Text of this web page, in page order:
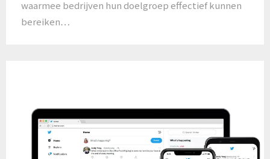
waarmee bedrijven hun doelgroep effectief kunnen
bereiken…